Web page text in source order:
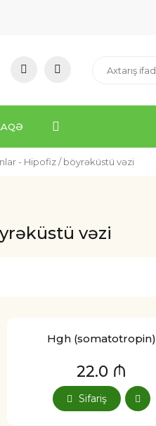
- Hipofiz / böyrəküstü vəzi
vəzi
Hgh (somatotropin)
22.0 ₼
Sifariş